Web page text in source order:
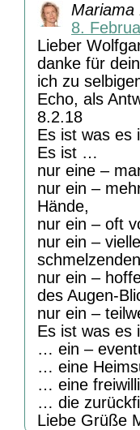
Mariama
8.
Lieber
danke für
ich zu
Echo, als
8.2.18
Es ist was es
Es ist …
nur eine –
nur ein –
Hände,
nur ein – oft
nur ein –
nur ein –
des Augen-
nur ein –
Es ist was es
… ein –
… eine
… eine
… die
Liebe Grüße